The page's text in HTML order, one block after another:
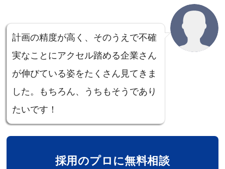
計画の精度が高く、そのうえで不確
実なことにアクセル踏める企業さん
が伸びている姿をたくさん見てきま
した。もちろん、うちもそうであり
たいです！
採用のプロに無料相談